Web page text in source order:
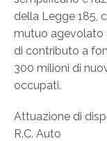
della Legge 185,
mutuo agevolato
di contributo a
300 milioni di
occupati.
Attuazione di
R.C. Auto